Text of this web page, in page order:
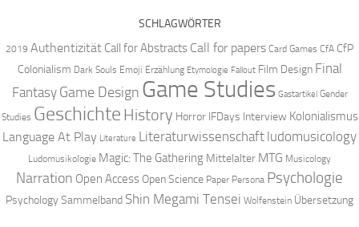
SCHLAGWÖRTER
2019 Authentizität Call for Abstracts Call for papers Card Games CfA CfP
Colonialism Dark Souls Emoji Erzählung Etymologie Fallout Film Design Final
Fantasy Game Design Game Studies Gastartikel Gender
Studies Geschichte History Horror IFDays Interview Kolonialismus
Language At Play Literature Literaturwissenschaft ludomusicology
Ludomusikologie Magic: The Gathering Mittelalter MTG Musicology
Narration Open Access Open Science Paper Persona Psychologie
PsychologySammelband Shin Megami Tensei Wolfenstein Übersetzung